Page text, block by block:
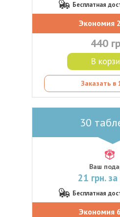
Бесплатная
Экономия
440
В
Заказать в
30
Ваш
21 грн.
Бесплатная
Экономия